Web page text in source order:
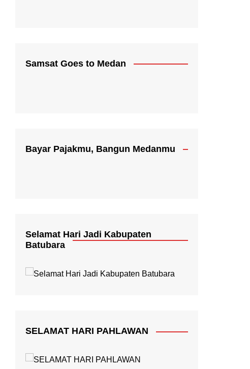
Samsat Goes to Medan
Bayar Pajakmu, Bangun Medanmu
Selamat Hari Jadi Kabupaten
Batubara
SELAMAT HARI PAHLAWAN